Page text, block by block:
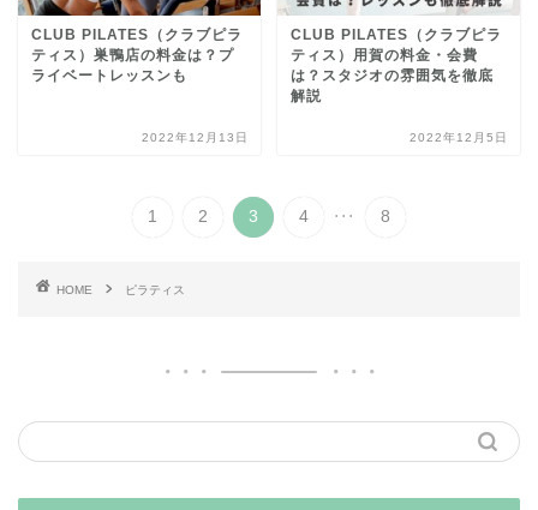
CLUB PILATES（クラブピラ
ティス）巣鴨店の料金は？プ
ライベートレッスンも
2022年12月13日
CLUB PILATES（クラブピラ
ティス）用賀の料金・会費
は？スタジオの雰囲気を徹底
解説
2022年12月5日
1 2 3 4 ... 8
HOME ピラティス